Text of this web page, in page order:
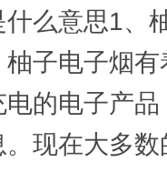
么意思1、
子电子烟
的电子产
。现在大多